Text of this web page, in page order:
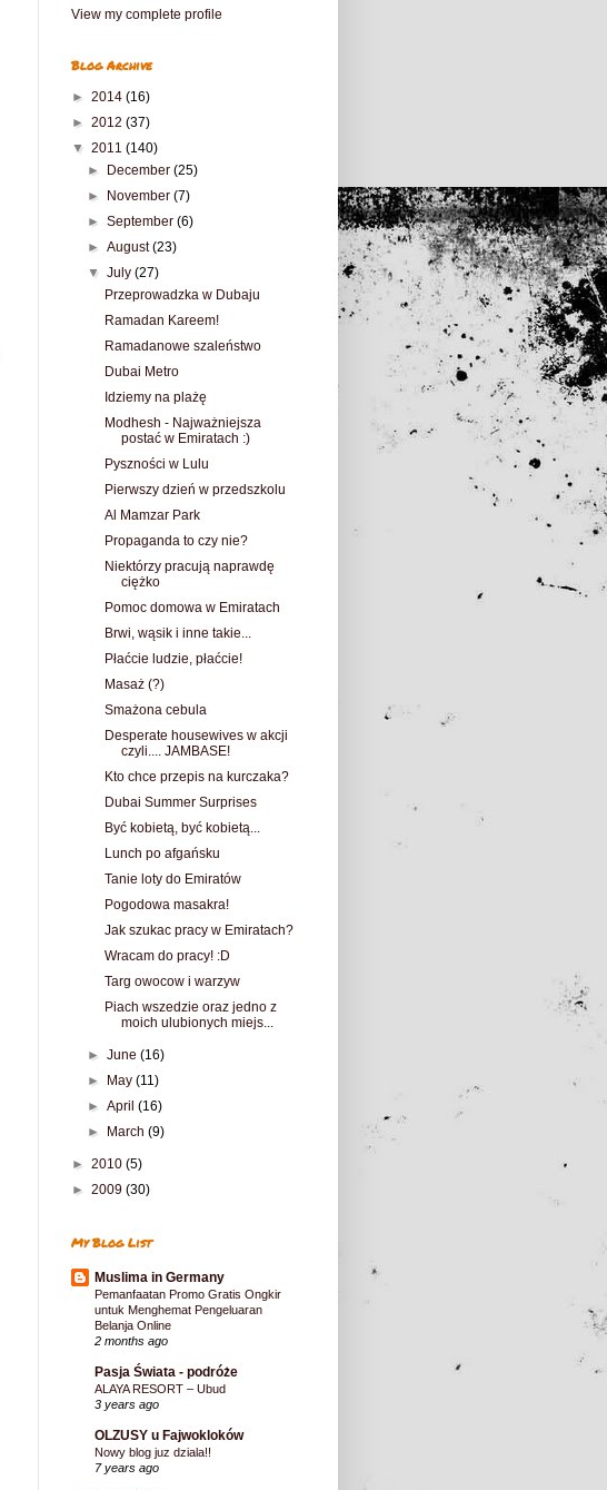
View my complete profile
Blog Archive
► 2014 (16)
► 2012 (37)
▼ 2011 (140)
►
December(25)
►
November(7)
►September(6)
►August(23)
▼July(27)
Przeprowadzka w Dubaju
Ramadan Kareem!
Ramadanowe szaleństwo
Dubai Metro
Idziemy na plażę
Modhesh - Najważniejsza
postać w Emiratach :)
Pyszności w Lulu
Pierwszy dzień w przedszkolu
Al Mamzar Park
Propaganda to czy nie?
Niektórzy pracują naprawdę
ciężko
Pomoc domowa w Emiratach
Brwi, wąsik i inne takie...
Płaćcie ludzie, płaćcie!
Masaż (?)
Smażona cebula
Desperate housewives w akcji
czyli.... JAMBASE!
Kto chce przepis na kurczaka?
Dubai Summer Surprises
Być kobietą, być kobietą...
Lunch po afgańsku
Tanie loty do Emiratów
Pogodowa masakra!
Jak szukac pracy w Emiratach?
Wracam do pracy! :D
Targ owocow i warzyw
Piach wszedzie oraz jedno z
moich ulubionych miejs...
►June(16)
►
May(11)
►April(16)
►
March(9)
► 2010 (5)
► 2009 (30)
My Blog List
Muslima in Germany
Pemanfaatan Promo Gratis Ongkir
untuk Menghemat Pengeluaran
Belanja Online
2 months ago
Pasja Świata - podróże
ALAYA RESORT – Ubud
3 years ago
OLZUSY u Fajwokloków
Nowy blog juz dziala!!
7 years ago